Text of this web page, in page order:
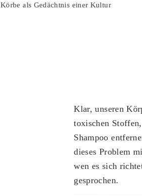
Körbe als Gedächtnis einer Kultur
Klar, unseren
toxischen
Shampoo
dieses Problem
wen es sich
gesprochen.